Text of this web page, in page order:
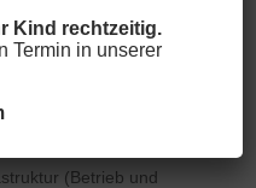
(z.B.
Onlinediensten).
Bereitstellung unseres
(Betrieb und
Kind rechtzeitig.
Termin in unserer